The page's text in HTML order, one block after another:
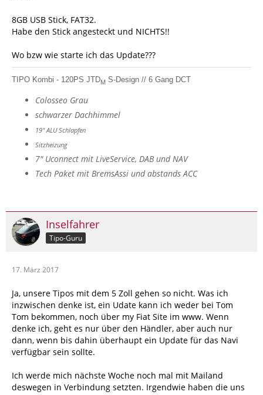
8GB USB Stick, FAT32.
Habe den Stick angesteckt und NICHTS!!
Wo bzw wie starte ich das Update???
TIPO Kombi - 120PS JTDM S-Design // 6 Gang DCT
Colosseo Grau
schwarzer Dachhimmel
19" ALU Schlapfen
Sitzheizung
7" Uconnect mit LiveService, DAB und NAV
Tech Paket mit BremsAssi und abstands ACC
Inselfahrer
Tipo-Guru
17. März 2017
Ja, unsere Tipos mit dem 5 Zoll gehen so nicht. Was ich
inzwischen denke ist, ein Udate kann ich weder bei Tom
Tom bekommen, noch über my Fiat Site im www. Wenn
denke ich, geht es nur über den Händler, aber auch nur
dann, wenn bis dahin überhaupt ein Update für das Navi
verfügbar sein sollte.
Ich werde mich nächste Woche noch mal mit Mailand
deswegen in Verbindung setzten. Irgendwie haben die uns